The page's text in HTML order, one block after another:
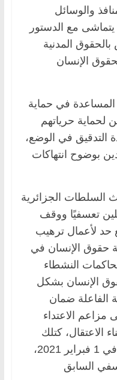
والوسائل
يتماشى مع الدستور
المدنية
الإنسان
في حماية
لحماية حرياتهم
التدقيق في الوضع،
بوضوح انتهاكات
السلطات الجزائرية
تعسفيًا ووقف
حد لأعمال ترهيب
حقوق الإنسان في
النشطاء
الإنسان بشكل
الفاعلة ضمان
مزاعم الاعتداء
الاعتقال، كتلك
التي أثارها الطالب وليد نكيش في 1 فبراير 2021،
السابق